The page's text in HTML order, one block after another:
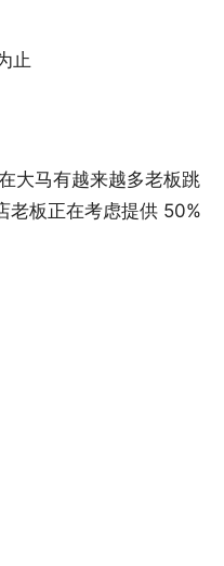
止
大马有越来越多老板跳
老板正在考虑提供 50%